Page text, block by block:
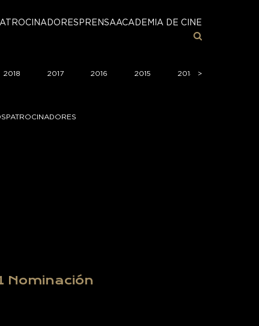
PRENSAACADEMIA DE CINE
2018 2017 2016 2015 2014 >
>
PATROCINADORES
Nominación